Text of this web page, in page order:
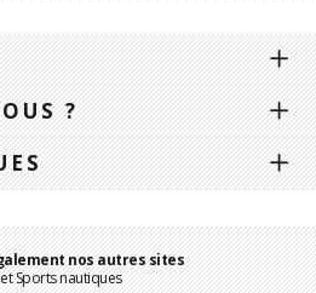
?
nos autres sites
Sports nautiques